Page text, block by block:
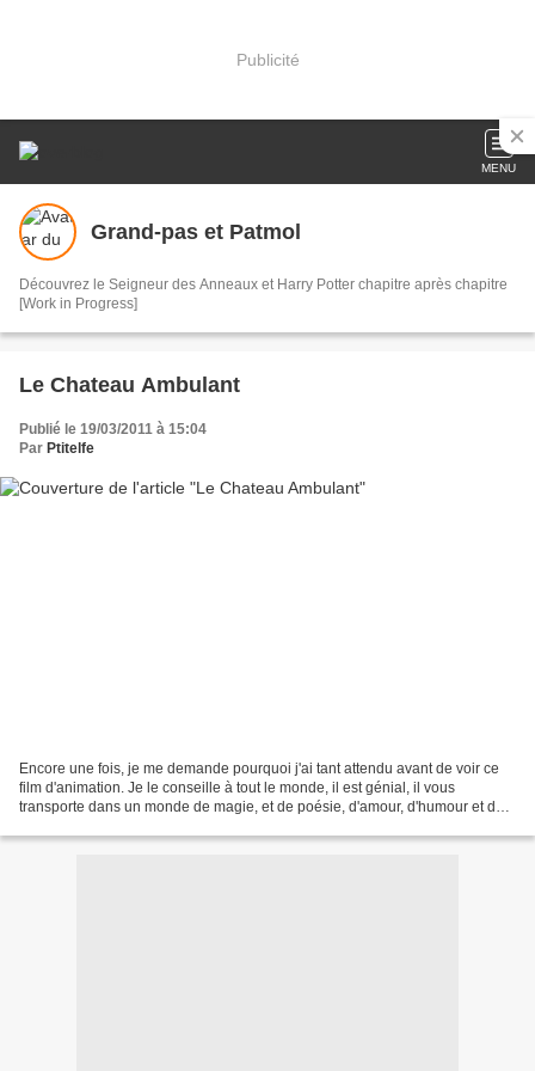
Publicité
MENU
Grand-pas et Patmol
Découvrez le Seigneur des Anneaux et Harry Potter chapitre après chapitre
[Work in Progress]
Le Chateau Ambulant
Publié le 19/03/2011 à 15:04
Par Ptitelfe
Encore une fois, je me demande pourquoi j'ai tant attendu avant de voir ce
film d'animation. Je le conseille à tout le monde, il est génial, il vous
transporte dans un monde de magie, et de poésie, d'amour, d'humour et de